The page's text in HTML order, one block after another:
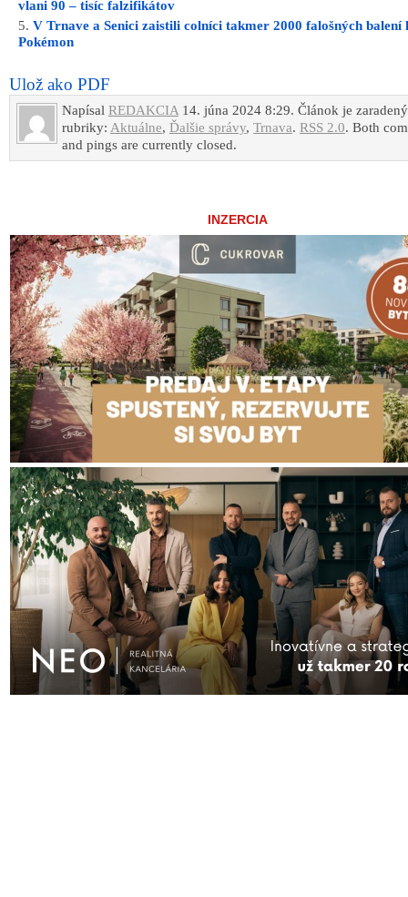
vlani 90 – tisíc falzifikátov
V Trnave a Senici zaistili colníci takmer 2000 falošných balení
Pokémon
Ulož ako PDF
Napísal REDAKCIA14. júna 2024 8:29. Článok je
rubriky: Aktuálne, Ďalšie správy, Trnava. RSS 2.0. Both
and pings are currently closed.
INZERCIA